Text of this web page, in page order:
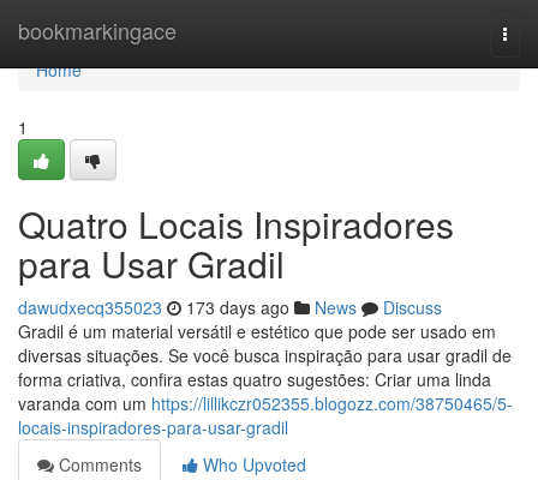
bookmarkingace
Home
Home
1
Quatro Locais Inspiradores
para Usar Gradil
dawudxecq355023 173 days ago News
Discuss
Gradil é um material versátil e estético que pode ser usado em
diversas situações. Se você busca inspiração para usar gradil de
forma criativa, confira estas quatro sugestões: Criar uma linda
varanda com um https://lillikczr052355.blogozz.com/38750465/5-
locais-inspiradores-para-usar-gradil
Comments
Who Upvoted